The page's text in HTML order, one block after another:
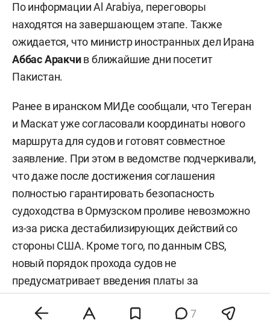
По информации Al Arabiya, переговоры
находятся на завершающем этапе. Также
ожидается, что министр иностранных дел Ирана
Аббас Аракчив ближайшие дни посетит
Пакистан.
Ранее в иранском МИДе сообщали, что Тегеран
и Маскат уже согласовали координаты нового
маршрута для судов и готовят совместное
заявление. При этом в ведомстве подчеркивали,
что даже после достижения соглашения
полностью гарантировать безопасность
судоходства в Ормузском проливе невозможно
из-за риска дестабилизирующих действий со
стороны США. Кроме того, по данным CBS,
новый порядок прохода судов не
предусматривает введения платы за
7